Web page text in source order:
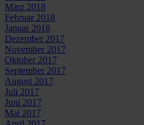
März 2018
Februar 2018
Januar 2018
Dezember 2017
November 2017
Oktober 2017
September 2017
August 2017
Juli 2017
Juni 2017
Mai 2017